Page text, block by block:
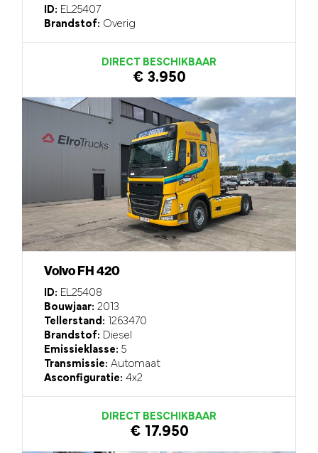
ID: EL25407
Brandstof: Overig
DIRECT BESCHIKBAAR
€ 3.950
Volvo FH 420
ID: EL25408
Bouwjaar: 2013
Tellerstand: 1263470
Brandstof: Diesel
Emissieklasse: 5
Transmissie: Automaat
Asconfiguratie: 4x2
DIRECT BESCHIKBAAR
€ 17.950